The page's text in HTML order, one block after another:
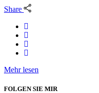
Share
Mehr lesen
FOLGEN SIE MIR